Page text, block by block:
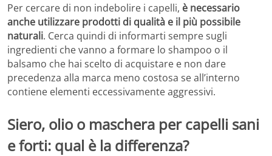
Per cercare di non indebolire i capelli, è necessario
anche utilizzare prodotti di qualità e il più possibile
naturali. Cerca quindi di informarti sempre sugli
ingredienti che vanno a formare lo shampoo o il
balsamo che hai scelto di acquistare e non dare
precedenza alla marca meno costosa se all’interno
contiene elementi eccessivamente aggressivi.
Siero, olio o maschera per capelli sani
e forti: qual è la differenza?